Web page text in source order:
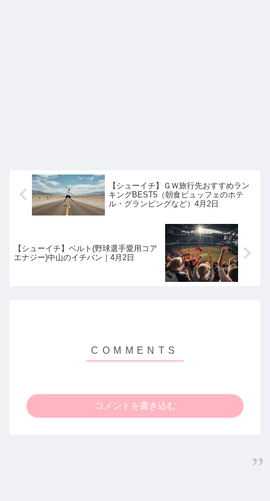
【シューイチ】ＧＷ旅行先おすすめラン
キングBEST5（朝食ビュッフェのホテ
ル・グランピングなど）4月2日
【シューイチ】ベルト(野球選手愛用コア
エナジー)中山のイチバン｜4月2日
コメントを書き込む